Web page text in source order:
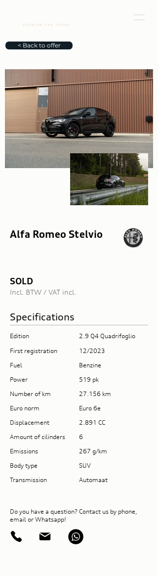
< Back to offer
Alfa Romeo Stelvio
SOLD
Incl. BTW / VAT incl.
Specifications
Edition
2.9 Q4 Quadrifoglio
First registration
12/2023
Fuel
Benzine
Power
519 pk
Number of km
27.156 km
Euro norm
Euro 6e
Displacement
2.891 CC
Amount of cilinders
6
Emissions
267 g/km
Body type
SUV
Transmission
Automaat
Do you have a question? Contact us by phone,
email or Whatsapp!